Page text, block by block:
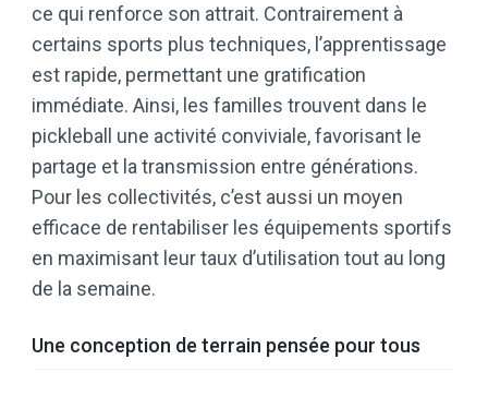
ce qui renforce son attrait. Contrairement à
certains sports plus techniques, l’apprentissage
est rapide, permettant une gratification
immédiate. Ainsi, les familles trouvent dans le
pickleball une activité conviviale, favorisant le
partage et la transmission entre générations.
Pour les collectivités, c’est aussi un moyen
efficace de rentabiliser les équipements sportifs
en maximisant leur taux d’utilisation tout au long
de la semaine.
Une conception de terrain pensée pour tous